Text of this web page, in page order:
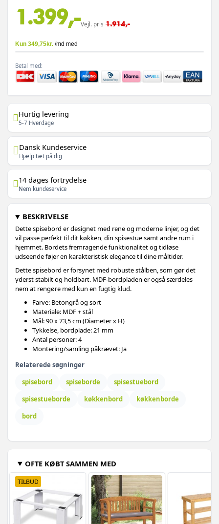
1.399,-Vejl. pris 1.914,-
Betal med:
Hurtig levering
5-7 Hverdage
Dansk Kundeservice
Hjælp tæt på dig
14 dages fortrydelse
Nem kundeservice
BESKRIVELSE
Dette spisebord er designet med rene og moderne linjer, og det
vil passe perfekt til dit køkken, din spisestue samt andre rum i
hjemmet. Bordets fremragende funktionalitet og tidløse
udseende føjer en karakteristisk elegance til dine måltider.
Dette spisebord er forsynet med robuste stålben, som gør det
yderst stabilt og holdbart. MDF-bordpladen er også særdeles
nem at rengøre med kun en fugtig klud.
Farve: Betongrå og sort
Materiale: MDF + stål
Mål: 90 x 73,5 cm (Diameter x H)
Tykkelse, bordplade: 21 mm
Antal personer: 4
Montering/samling påkrævet: Ja
Relaterede søgninger
spisebord
spiseborde
spisestuebord
spisestueborde
køkkenbord
køkkenborde
bord
OFTE KØBT SAMMEN MED
TILBUD